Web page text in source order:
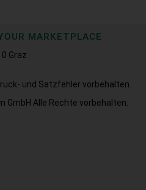
MARKETPLACE
Graz
und Satzfehler vorbehalten.
GmbH Alle Rechte vorbehalten.